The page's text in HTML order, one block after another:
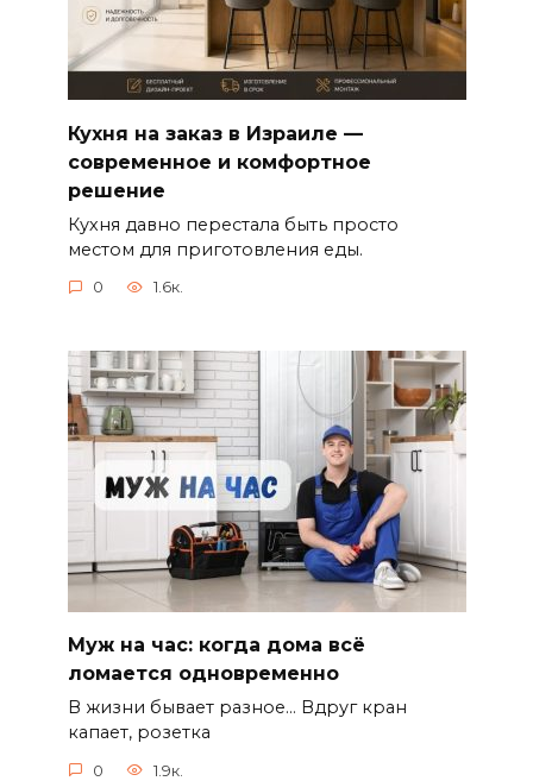
Кухня на заказ в Израиле —
современное и комфортное
решение
Кухня давно перестала быть просто
местом для приготовления еды.
0 1.6к.
Муж на час: когда дома всё
ломается одновременно
В жизни бывает разное… Вдруг кран
капает, розетка
0 1.9к.